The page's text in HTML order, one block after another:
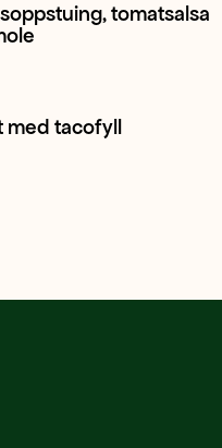
Gul løk Hvitløk + 1
tomatsalsa
Mango Avokado
med tacofyll